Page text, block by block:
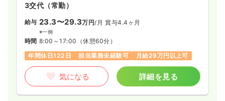
3交代（常勤）
給与 23.3〜29.3万円/月 賞与4.4ヶ月
※一例
時間 8:00～17:00 （休憩60分）
年間休日122日
担当業務未経験可 月給29万円以上可
気になる 詳細を見る